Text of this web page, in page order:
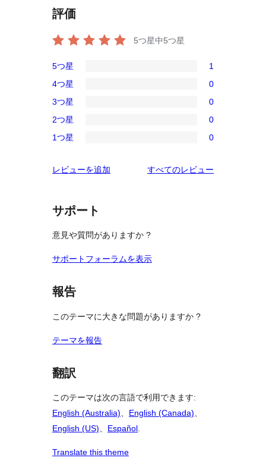
評価
5つ星中5つ星
5-
星
レ
ビ
ー
5つ星 1
4-
星
レ
ュ
4つ星 0
3-
星
ビ
3つ星 0
2-
レ
ュ
ー
2つ星 0
星
ビ
ー
1つ星 0
レビューを追加 すべてのレビュー
サポート
意見や質問がありますか ?
サポートフォーラムを表示
報告
このテーマに大きな問題がありますか ?
テーマを報告
翻訳
このテーマは次の言語で利用できます:
English (Australia)、 English (Canada)、
English (US)、 Español.
Translate this theme